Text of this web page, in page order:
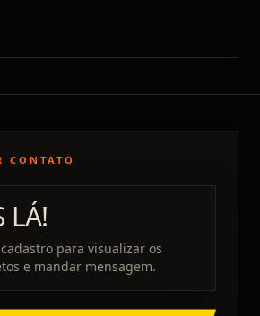
CONTATO
LÁ!
para visualizar os
e mandar mensagem.